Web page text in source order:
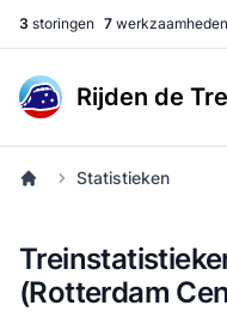
3 storingen 7 werkzaamheden
Rijden de
Statistieken
(Rotterdam